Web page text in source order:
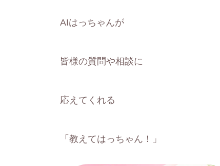
AIはっちゃんが
皆様の質問や相談に
応えてくれる
「教えてはっちゃん！」